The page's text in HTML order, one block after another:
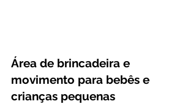
Área de brincadeira e
movimento para bebês e
crianças pequenas